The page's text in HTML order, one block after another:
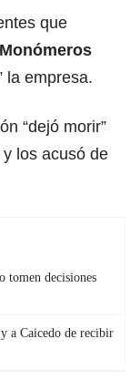
que
Monómeros
la empresa.
“dejó morir”
y los acusó de
tomen decisiones
a Caicedo de recibir